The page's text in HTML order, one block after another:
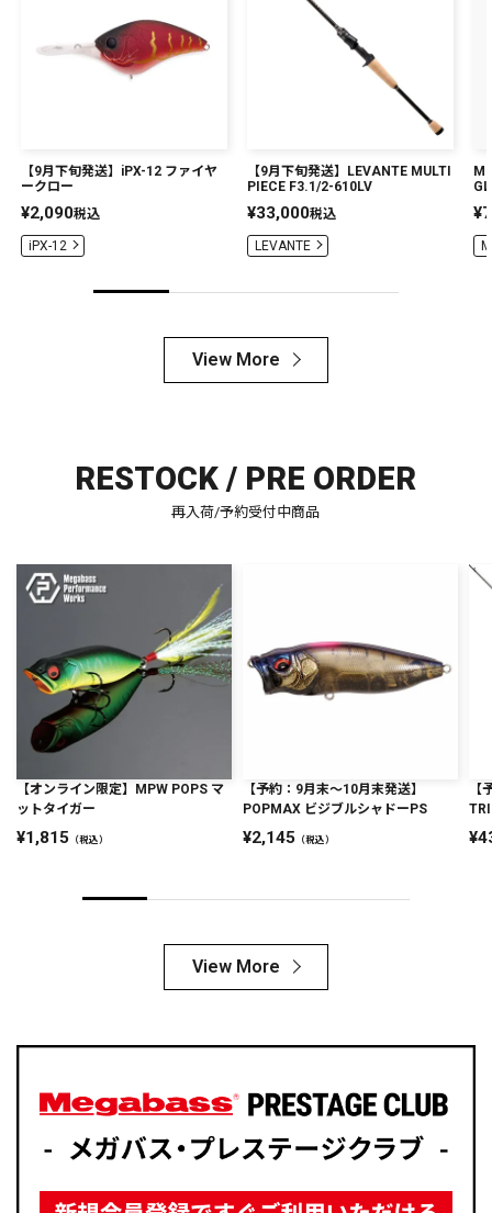
PREMIUM
リセット この内容で検索する
【9月下旬発送】iPX-12 ファイヤ
ークロー
¥2,090税込
iPX-12
【9月下旬発送】LEVANTE MULTI
PIECE F3.1/2-610LV
¥33,000税込
LEVANTE
¥
View More
RESTOCK / PRE ORDER
再入荷/予約受付中商品
【オンライン限定】MPW POPS マ
ットタイガー
1,815 （税込）
【予約：9月末〜10月末発送】
POPMAX ビジブルシャドーPS
2,145（税込）
【
View More